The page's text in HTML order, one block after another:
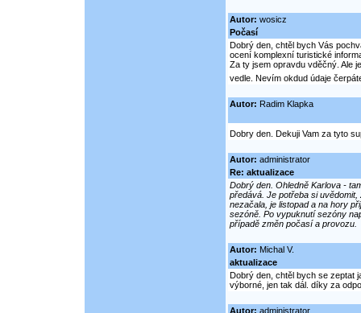
Autor: wosicz
Počasí
Dobrý den, chtěl bych Vás
ocení komplexní turistické
Za ty jsem opravdu vděčný. Ale
vedle. Nevím okdud údaje
Autor: Radim Klapka
Dobry den. Dekuji Vam za tyto
Autor: administrator
Re: aktualizace
Dobrý den. Ohledně Karlova -
předává. Je potřeba si
nezačala, je listopad a na hory
sezóně. Po vypuknutí sezóny
případě změn počasí a provozu.
Autor: Michal V.
aktualizace
Dobrý den, chtěl bych se zeptat
výborné, jen tak dál. díky za
Autor: administrator